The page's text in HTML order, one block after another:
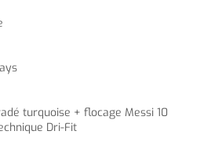
turquoise + flocage Messi 10
Dri-Fit